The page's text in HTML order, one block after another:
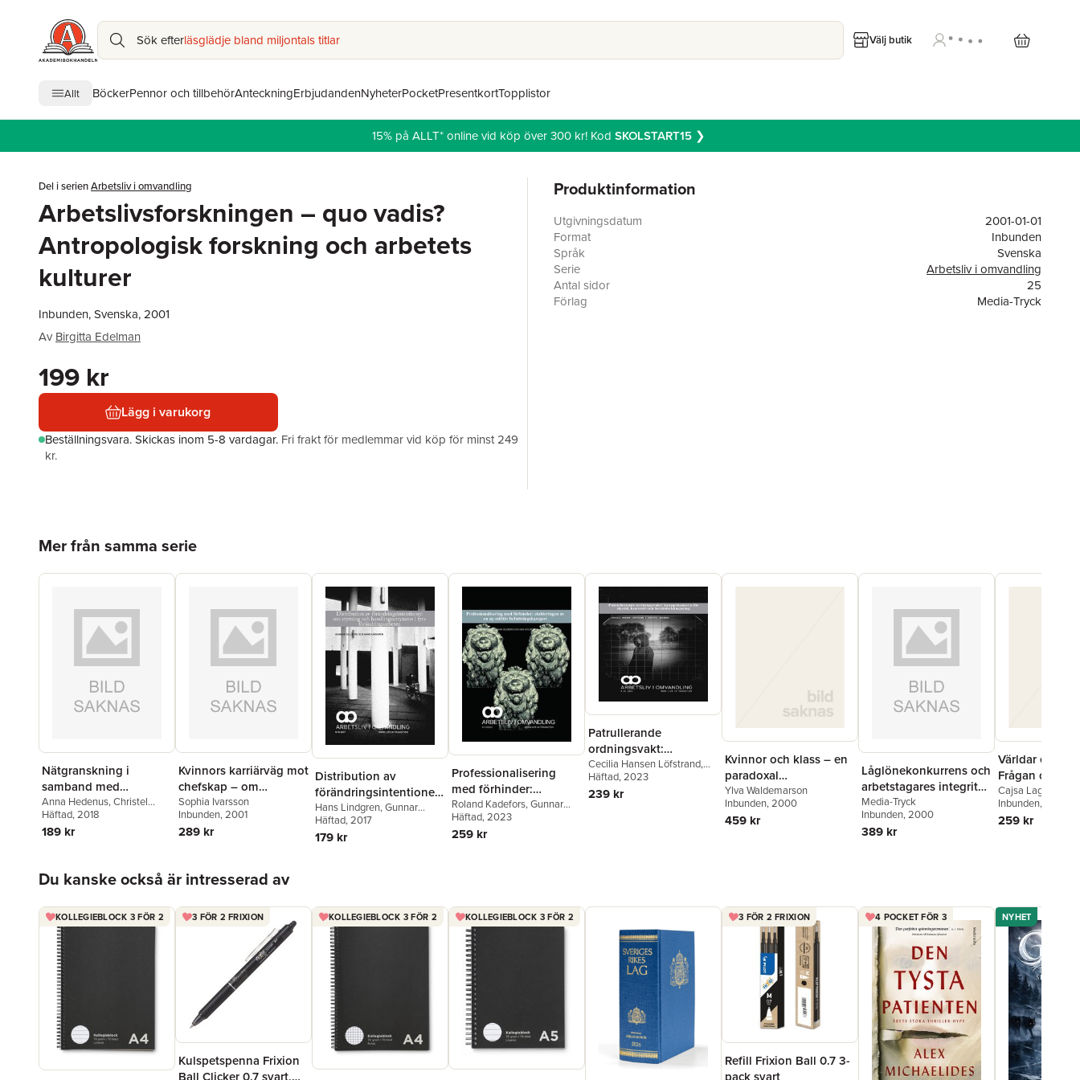
Sök efterläsglädje bland miljontals titlar Välj butik
Allt BöckerPennor och tillbehörAnteckningErbjudandenNyheterPocketPresentkortTopplistor
15% på ALLT* online vid köp över 300 kr! Kod SKOLSTART15❯
Del i serienArbetsliv i omvandling
Arbetslivsforskningen – quo vadis?
Antropologisk forskning och arbetets
kulturer
Inbunden, Svenska, 2001
Av Birgitta Edelman
199 kr
Lägg i varukorg
Beställningsvara.Skickas inom 5-8 vardagar. Fri frakt för medlemmar vid köp för minst 249
kr.
Produktinformation
Utgivningsdatum
2001-01-01
Format
Inbunden
Språk
Svenska
Serie
Arbetsliv i omvandling
Antal sidor
25
Förlag
Media-Tryck
Mer från samma serie
Nätgranskning i
samband med
rekrytering:
Anna Hedenus,Christel
Backman
Häftad, 2018
189 kr
Kvinnors karriärväg mot
chefskap – om
könsrelaterade mönster
i
karriärutvecklingsproce
Sophia Ivarsson
Inbunden, 2001
289 kr
Distribution av
förändringsintentioner:
om styrning och
handlingsutrymme i
fyra förändringsarbeten
Hans Lindgren,Gunnar
Gillberg
Häftad, 2017
179 kr
Professionalisering
med förhinder:
etableringen av en ny
militär
befattningskategori
Roland Kadefors,Gunnar
Gillberg,Jan Holmer
Häftad, 2023
259 kr
Patrullerande
ordningsvakt:
kroppskamera för
skydd, kontroll och
brottsbekämpning
Cecilia Hansen Löfstrand,
Christel Backman
Häftad, 2023
239 kr
Kvinnor och klass – en
paradoxal
skapelseberättelse. LOs
Kvinnoråd och makten
att benämna 1898–
Ylva Waldemarson
Inbunden, 2000
459 kr
Låglönekonkurrens och
arbetstagares integritet.
Rapporter till Nordiskt
arbetsrättsligt möte
2000
Media-Tryck
Inbunden, 2000
389 kr
Världar
Frågan om
mångfald i
Förstudie om
invandrade
forskning.
Cajsa Lagerkvist
Inbunden, 2000
259 kr
Du kanske också är intresserad av
KOLLEGIEBLOCK 3 FÖR 2 3 FÖR 2 FRIXION
Kulspetspenna Frixion
Ball Clicker 0.7 svart,
KOLLEGIEBLOCK 3 FÖR 2 KOLLEGIEBLOCK 3 FÖR 2 3 FÖR 2 FRIXION
Refill Frixion Ball 0.7 3-
pack svart
4 POCKET FÖR 3 NYHET